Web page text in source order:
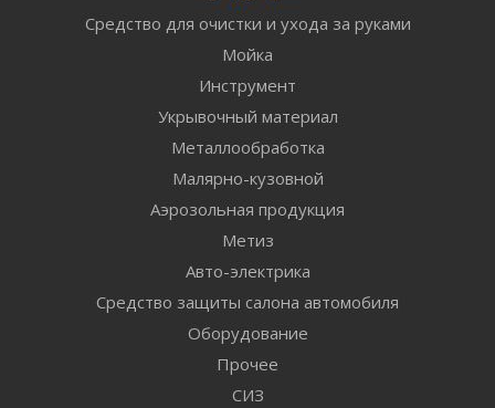
Средство для очистки и ухода за руками
Мойка
Инструмент
Укрывочный материал
Металлообработка
Малярно-кузовной
Аэрозольная продукция
Метиз
Авто-электрика
Средство защиты салона автомобиля
Оборудование
Прочее
СИЗ